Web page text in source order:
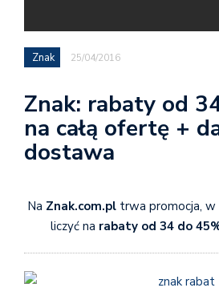
Znak 25/04/2016
Znak: rabaty od
na całą ofertę +
dostawa
Na Znak.com.pltrwa promocja, w
liczyć na rabaty od 34 do